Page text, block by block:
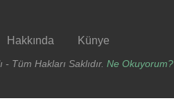
Hakkında Künye
Tüm Hakları Saklıdır. Ne Okuyorum?